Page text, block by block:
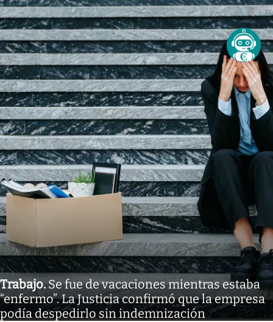
Trabajo.Se fue de vacaciones mientras estaba
“enfermo”. La Justicia confirmó que la empresa
podía despedirlo sin indemnización